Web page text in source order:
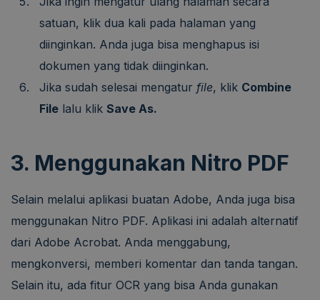
satuan, klik dua kali pada halaman yang
diinginkan. Anda juga bisa menghapus isi
dokumen yang tidak diinginkan.
Jika sudah selesai mengatur file, klik Combine
File lalu klik Save As.
3. Menggunakan Nitro PDF
Selain melalui aplikasi buatan Adobe, Anda juga bisa
menggunakan Nitro PDF. Aplikasi ini adalah alternatif
dari Adobe Acrobat. Anda menggabung,
mengkonversi, memberi komentar dan tanda tangan.
Selain itu, ada fitur OCR yang bisa Anda gunakan